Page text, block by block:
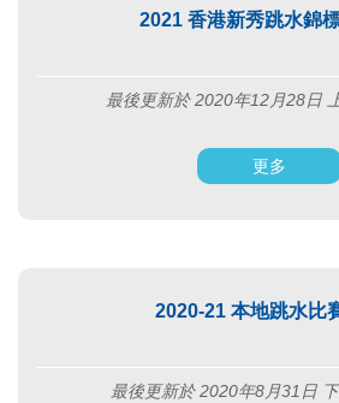
2021 香港新秀跳水錦
最後更新於 2020年12月28日
更多
2020-21 本地跳水比
最後更新於 2020年8月31日